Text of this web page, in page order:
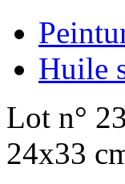
Huile
Lot n° 23
24x33